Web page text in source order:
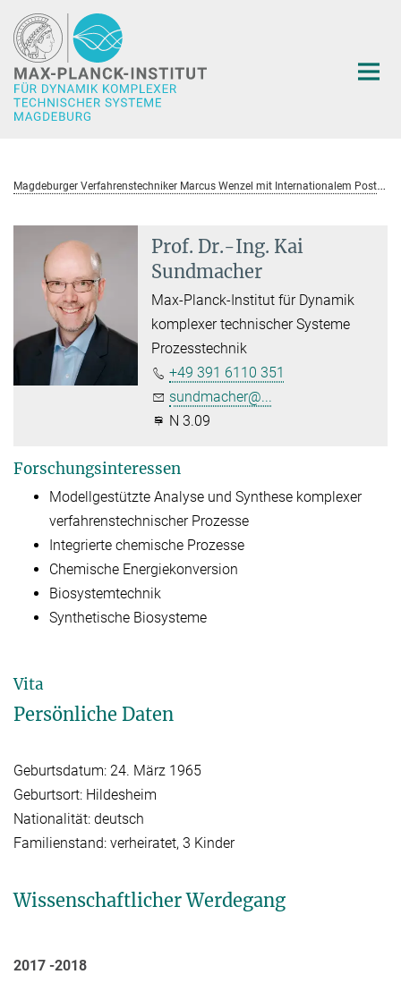
Hauptinhalt
M
agdeburger Verfahrenstechniker Marcus Wenzel mit Internationalem Posterpreis der Chemischen Reaktionstechnik ausgezeichnet
Prof. Dr.-Ing. Kai
Sundmacher
Max-Planck-Institut für Dynamik
komplexer technischer Systeme
Prozesstechnik
+49 391 6110 351
sundmacher@...
N 3.09
Forschungsinteressen
Modellgestützte Analyse und Synthese komplexer
verfahrenstechnischer Prozesse
Integrierte chemische Prozesse
Chemische Energiekonversion
Biosystemtechnik
Synthetische Biosysteme
Vita
Persönliche Daten
Geburtsdatum: 24. März 1965
Geburtsort: Hildesheim
Nationalität: deutsch
Familienstand: verheiratet, 3 Kinder
Wissenschaftlicher Werdegang
2017 -2018